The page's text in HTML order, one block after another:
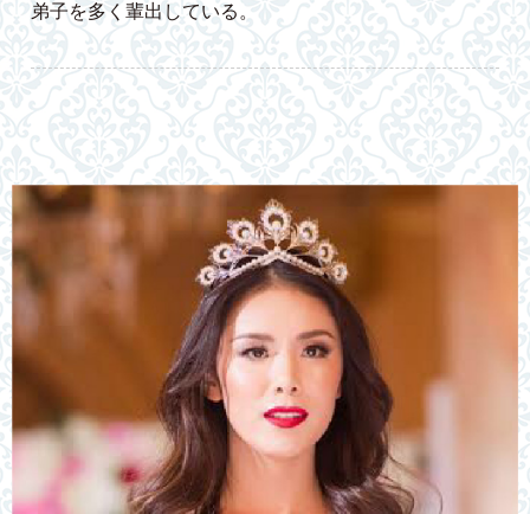
弟子を多く輩出している。